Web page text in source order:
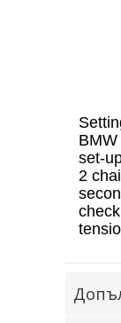
BMW
set-
2